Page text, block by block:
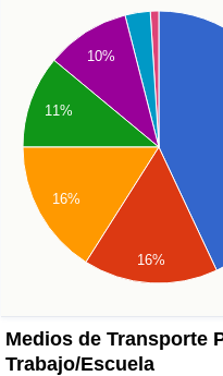
10%
11%
16%
16%
Medios de Transporte
Trabajo/Escuela
Índice de criminalidad
Sanidad
Índice de Sanidad
Índice de Sanidad
Índice de Sanidad por
Índice de